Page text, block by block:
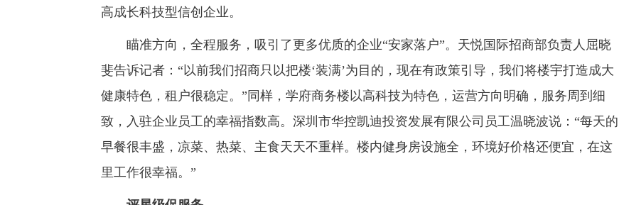
高成长科技型信创企业。
瞄准方向，全程服务，吸引了更多优质的企业“安家落户”。天悦国际招商部负责人屈晓
斐告诉记者：“以前我们招商只以把楼‘装满’为目的，现在有政策引导，我们将楼宇打造成大
健康特色，租户很稳定。”同样，学府商务楼以高科技为特色，运营方向明确，服务周到细
致，入驻企业员工的幸福指数高。深圳市华控凯迪投资发展有限公司员工温晓波说：“每天的
早餐很丰盛，凉菜、热菜、主食天天不重样。楼内健身房设施全，环境好价格还便宜，在这
里工作很幸福。”